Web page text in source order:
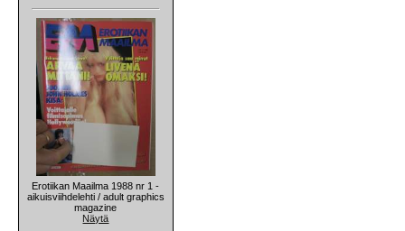
Erotiikan Maailma 1988 nr 1 -
aikuisviihdelehti / adult graphics
magazine
Näytä